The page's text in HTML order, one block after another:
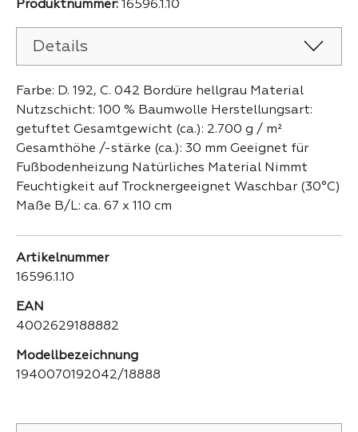
Produktnummer: 16596.1.10
Details
Farbe: D. 192, C. 042 Bordüre hellgrau Material
Nutzschicht: 100 % Baumwolle Herstellungsart:
getuftet Gesamtgewicht (ca.): 2.700 g / m²
Gesamthöhe /-stärke (ca.): 30 mm Geeignet für
Fußbodenheizung Natürliches Material Nimmt
Feuchtigkeit auf Trocknergeeignet Waschbar (30°C)
Maße B/L: ca. 67 x 110 cm
Artikelnummer
16596.1.10
EAN
4002629188882
Modellbezeichnung
1940070192042/18888